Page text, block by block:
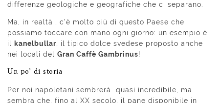
differenze geologiche e geografiche che ci separano.
Ma, in realtà , c’è molto più di questo Paese che
possiamo toccare con mano ogni giorno: un esempio è
il kanelbullar , il tipico dolce svedese proposto anche
nei locali del Gran Caffè Gambrinus!
Un po’ di storia
Per noi napoletani sembrerà quasi incredibile, ma
sembra che, fino al XX secolo, il pane disponibile in